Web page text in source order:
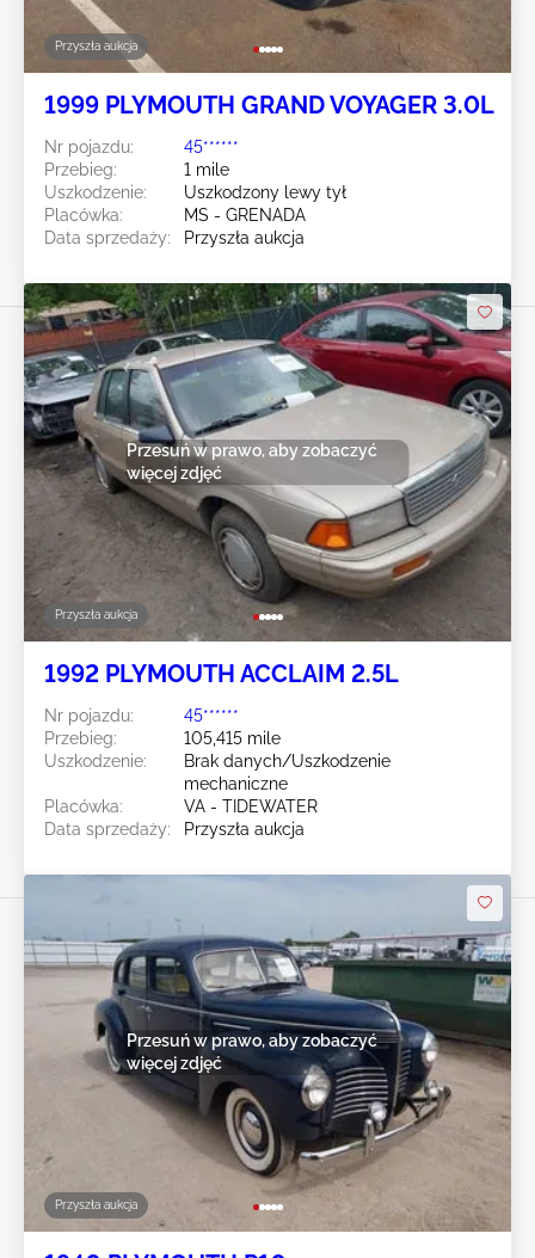
Przyszła aukcja
1999 PLYMOUTH GRAND VOYAGER 3.0L
Nr pojazdu:
45******
Przebieg:
1 mile
Uszkodzenie:
Uszkodzony lewy tył
Placówka:
MS - GRENADA
Data sprzedaży:
Przyszła aukcja
Przyszła aukcja
Przesuń w prawo, aby zobaczyć
więcej zdjęć
1992 PLYMOUTH ACCLAIM 2.5L
Nr pojazdu:
45******
Przebieg:
105,415 mile
Uszkodzenie:
Brak danych/Uszkodzenie
mechaniczne
Placówka:
VA - TIDEWATER
Data sprzedaży:
Przyszła aukcja
Przyszła aukcja
Przesuń w prawo, aby zobaczyć
więcej zdjęć